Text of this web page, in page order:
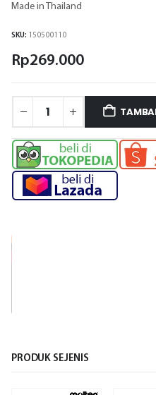
Made in Thailand
SKU: 150500110
Rp269.000
PRODUK SEJENIS